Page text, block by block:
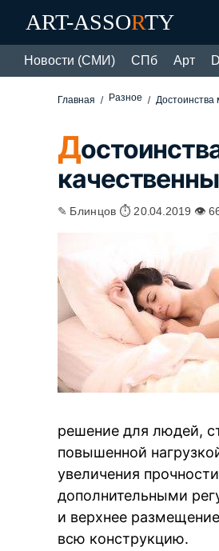
ART-ASSORTY
Новости (СМИ) СПб Арт
Главная Разное Достоинства
Д
✎ Блинцов ⏱ 20.04.2019 👁
решение для людей,
повышенной
увеличения
дополнительными
и верхнее
всю конструкцию.